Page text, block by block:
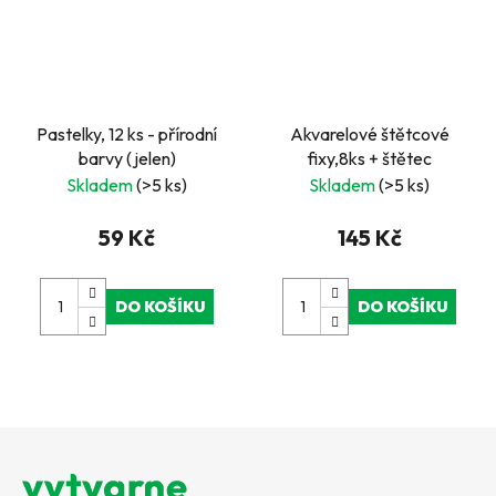
Pastelky, 12 ks - přírodní
barvy (jelen)
Skladem(>5 ks)
59 Kč
DO KOŠÍKU
Akvarelové štětcové
fixy,8ks + štětec
Skladem(>5 ks)
145 Kč
DO KOŠÍKU